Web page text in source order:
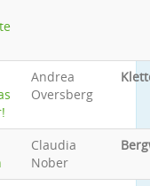
Andrea
Oversberg
Claudia
Nober